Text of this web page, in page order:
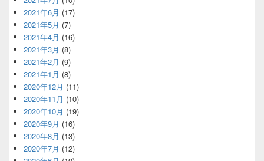
2021年6月 (17)
2021年5月 (7)
2021年4月 (16)
2021年3月 (8)
2021年2月 (9)
2021年1月 (8)
2020年12月 (11)
2020年11月 (10)
2020年10月 (19)
2020年9月 (16)
2020年8月 (13)
2020年7月 (12)